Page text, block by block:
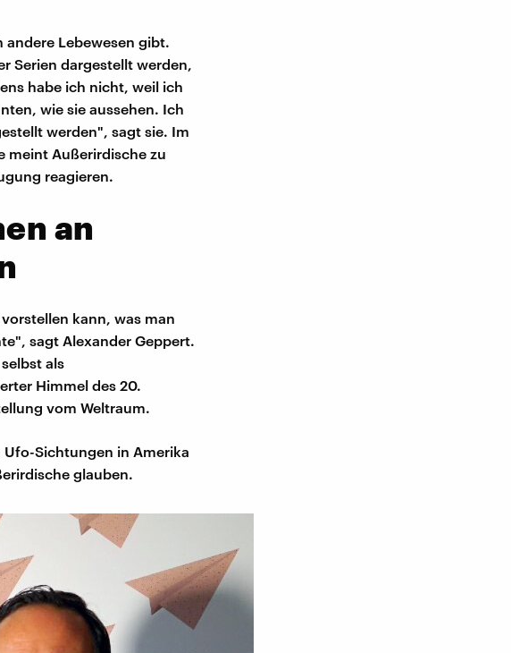
Lebewesen gibt.
Serien dargestellt werden,
habe ich nicht, weil ich
wie sie aussehen. Ich
werden", sagt sie. Im
meint Außerirdische zu
reagieren.
an
kann, was man
sagt Alexander Geppert.
als
Himmel des 20.
vom Weltraum.
Ufo-Sichtungen in Amerika
glauben.